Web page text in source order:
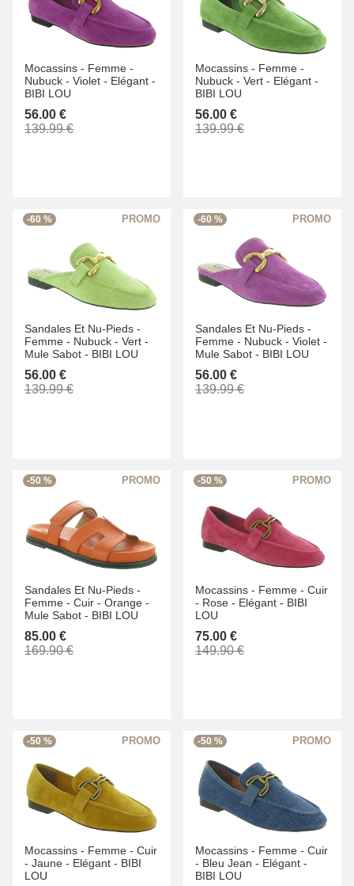
Mocassins - Femme -
Nubuck - Violet - Elégant -
BIBI LOU
56.00 €
139.99 €
Mocassins - Femme -
Nubuck - Vert - Elégant -
BIBI LOU
56.00 €
139.99 €
-60 %
Sandales Et Nu-Pieds -
Femme - Nubuck - Vert -
Mule Sabot - BIBI LOU
56.00 €
139.99 €
-60 %
Sandales Et Nu-Pieds -
Femme - Nubuck - Violet -
Mule Sabot - BIBI LOU
56.00 €
139.99 €
-50 %
Sandales Et Nu-Pieds -
Femme - Cuir - Orange -
Mule Sabot - BIBI LOU
85.00 €
169.90 €
-50 %
Mocassins - Femme - Cuir
- Rose - Elégant - BIBI
LOU
75.00 €
149.90 €
-50 %
Mocassins - Femme - Cuir
- Jaune - Elégant - BIBI
LOU
-50 %
Mocassins - Femme - Cuir
- Bleu Jean - Elégant -
BIBI LOU